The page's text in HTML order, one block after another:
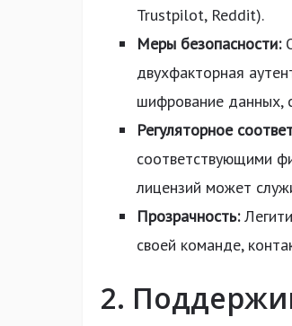
Trustpilot, Reddit).
Меры безопасности:
двухфакторная
шифрование данных,
Регуляторное
соответствующими
лицензий может
Прозрачность:
своей команде,
2.